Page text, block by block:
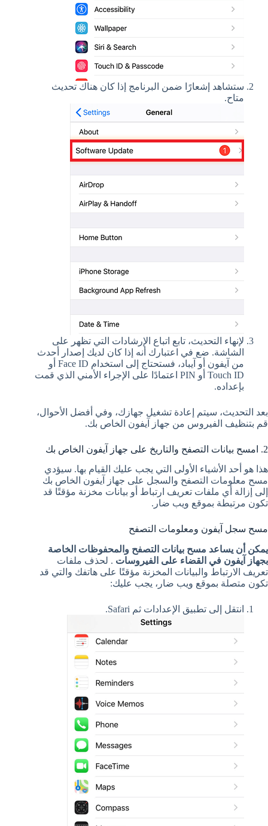
ستشاهد إشعارًا ضمن البرنامج إذا كان هناك تحديث
متاح.
لإنهاء التحديث، تابع اتباع الإرشادات التي تظهر على
الشاشة. ضع في اعتبارك أنه إذا كان لديك إصدار أحدث
من آيفون أو آيباد، فستحتاج إلى استخدام Face ID أو
Touch ID أو PIN اعتمادًا على الإجراء الأمني ​​الذي قمت
بإعداده.
بعد التحديث، سيتم إعادة تشغيل جهازك، وفي أفضل الأحوال،
قم بتنظيف الفيروس من جهاز آيفون الخاص بك.
2. امسح بيانات التصفح والتاريخ على جهاز آيفون الخاص بك
هذا هو أحد الأشياء الأولى التي يجب عليك القيام بها. سيؤدي
مسح معلومات التصفح والسجل على جهاز آيفون الخاص بك
إلى إزالة أي ملفات تعريف ارتباط أو بيانات مخزنة مؤقتًا قد
تكون مرتبطة بموقع ويب ضار.
مسح سجل آيفون ومعلومات التصفح
يمكن أن يساعد مسح بيانات التصفح والمحفوظات الخاصة
بجهاز آيفون في القضاء على الفيروسات . لحذف ملفات
تعريف الارتباط والبيانات المخزنة مؤقتًا على هاتفك والتي قد
تكون متصلة بموقع ويب ضار، يجب عليك:
انتقل إلى تطبيق الإعدادات ثم Safari.